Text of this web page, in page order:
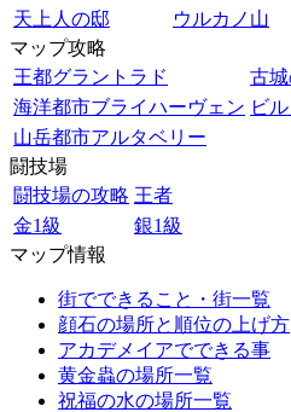
天上人の邸
ウルカノ山
マップ攻略
王都グラントラド
古
海洋都市ブライハーヴェン ビ
山岳都市アルタベリー
闘技場
闘技場の攻略 王者
金1級
銀1級
マップ情報
街でできること・街一覧
顔石の場所と順位の上げ方
アカデメイアでできる事
黄金蟲の場所一覧
祝福の水の場所一覧